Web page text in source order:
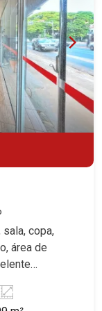
copa,
área de